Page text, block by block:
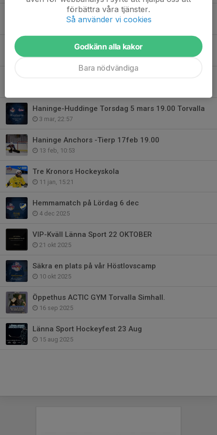
Erbjudande hos Träning & Performance Butiken
17 mar, 20:37
16 mar, 14:32
Haninge-Huddinge Torsdag 5 mars 19.00 Torvalla
3 mar, 22:57
Haninge Anchors -Tierp 17feb 19.00
13 feb, 10:53
Tre Kronors Hockeyskola
11 jan, 15:21
Hemmamatch på Lördag 6 dec
4 dec 2025
VIP-Kväll Länna Sport 22 OKTOBER
21 okt 2025
Säkra en plats på vår Höstlovscamp
10 okt 2025
Öppethus ACTIC GYM Torvalla Simhall.
16 sep 2025
Länna Sport Hockeyfest 23 Aug
15 aug 2025
förbättra våra tjänster.
Så använder vi cookies
Godkänn alla kakor
Bara nödvändiga